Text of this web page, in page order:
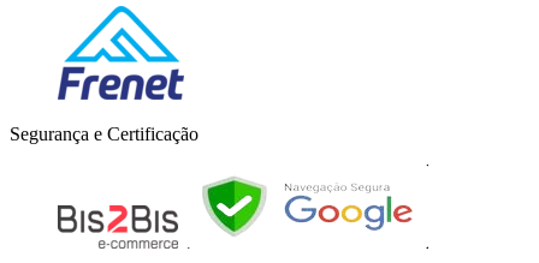
Segurança e Certificação